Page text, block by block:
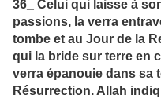
36_ Celui qui laisse à
passions, la verra
tombe et au Jour de la
qui la bride sur terre en
verra épanouie dans sa
Résurrection. Allah